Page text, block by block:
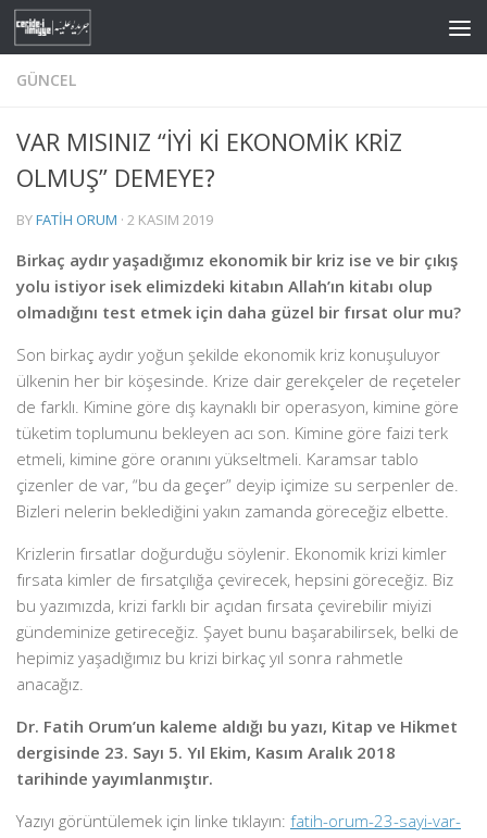
Skip to content
GÜNCEL
VAR MISINIZ “İYİ Kİ EKONOMİK KRİZ
OLMUŞ” DEMEYE?
BYFATIH ORUM · 2 KASIM 2019
Birkaç aydır yaşadığımız ekonomik bir kriz ise ve bir çıkış
yolu istiyor isek elimizdeki kitabın Allah’ın kitabı olup
olmadığını test etmek için daha güzel bir fırsat olur mu?
Son birkaç aydır yoğun şekilde ekonomik kriz konuşuluyor
ülkenin her bir köşesinde. Krize dair gerekçeler de reçeteler
de farklı. Kimine göre dış kaynaklı bir operasyon, kimine göre
tüketim toplumunu bekleyen acı son. Kimine göre faizi terk
etmeli, kimine göre oranını yükseltmeli. Karamsar tablo
çizenler de var, “bu da geçer” deyip içimize su serpenler de.
Bizleri nelerin beklediğini yakın zamanda göreceğiz elbette.
Krizlerin fırsatlar doğurduğu söylenir. Ekonomik krizi kimler
fırsata kimler de fırsatçılığa çevirecek, hepsini göreceğiz. Biz
bu yazımızda, krizi farklı bir açıdan fırsata çevirebilir miyizi
gündeminize getireceğiz. Şayet bunu başarabilirsek, belki de
hepimiz yaşadığımız bu krizi birkaç yıl sonra rahmetle
anacağız.
Dr. Fatih Orum’un kaleme aldığı bu yazı, Kitap ve Hikmet
dergisinde 23. Sayı 5. Yıl Ekim, Kasım Aralık 2018
tarihinde yayımlanmıştır.
Yazıyı görüntülemek için linke tıklayın: fatih-orum-23-sayi-var-